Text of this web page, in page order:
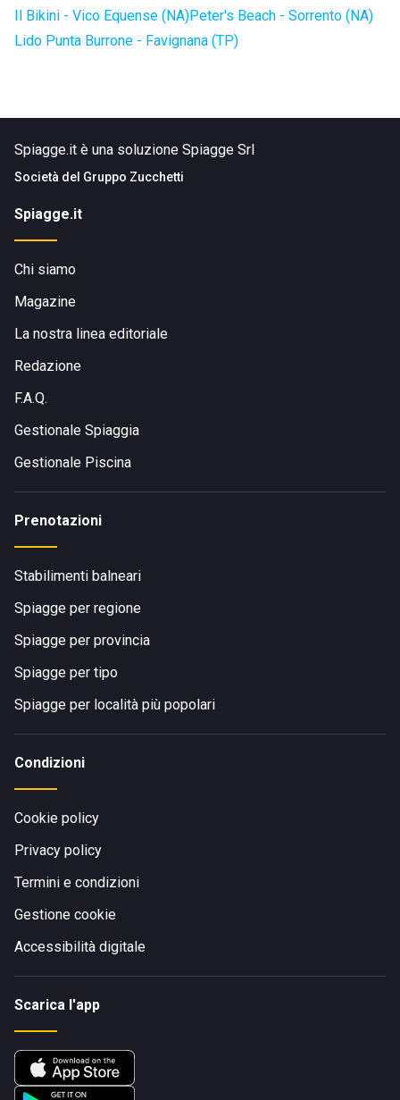
Il Bikini - Vico Equense (NA)Peter's Beach - Sorrento (NA)
Lido Punta Burrone - Favignana (TP)
Spiagge.it è una soluzione Spiagge Srl
Società del Gruppo Zucchetti
Spiagge.it
Chi siamo
Magazine
La nostra linea editoriale
Redazione
F.A.Q.
Gestionale Spiaggia
Gestionale Piscina
Prenotazioni
Stabilimenti balneari
Spiagge per regione
Spiagge per provincia
Spiagge per tipo
Spiagge per località più popolari
Condizioni
Cookie policy
Privacy policy
Termini e condizioni
Gestione cookie
Accessibilità digitale
Scarica l'app